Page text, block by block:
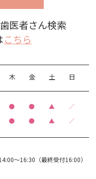
医者さん検索
こちら
木 金 土 日
● ● ▲ ／
● ● ▲ ／
～16:30（最終受付16:00）